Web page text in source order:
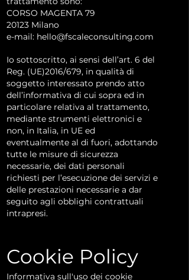
CORSO MAGENTA 79
20123 Milano
e-mail: hello@fscaleconsulting.com
Io sottoscritto, ai sensi dell’art. 6 del
Reg. (UE)2016/679, in qualità di
soggetto interessato prendo atto
dell’informativa di cui sopra ed in
particolare relativa al trattamento,
mediante strumenti elettronici e
non, in Italia, in UE ed
eventualmente al di fuori, adottando
tutte le misure di sicurezza
necessarie, dei dati personali
richiesti per l’esecuzione dei servizi e
delle prestazioni necessarie a dar
seguito agli obblighi contrattuali
intrapresi.
Cookie Policy
Informativa sull'uso dei cookie